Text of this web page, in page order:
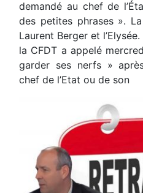
demandé au chef de
des petites phrases ».
Laurent Berger et
la CFDT a appelé
garder ses nerfs »
chef de l’Etat ou de son